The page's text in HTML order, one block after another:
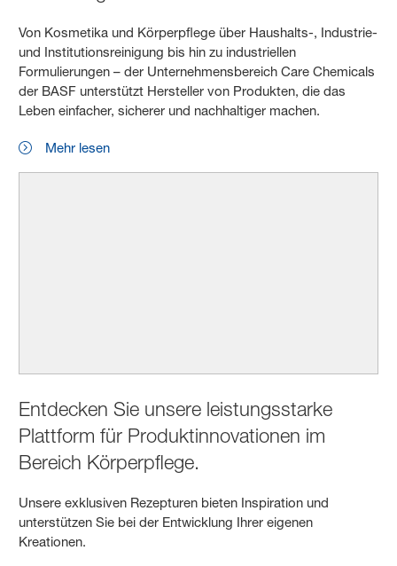
Von Kosmetika und Körperpflege über Haushalts-, Industrie-
und Institutionsreinigung bis hin zu industriellen
Formulierungen – der Unternehmensbereich Care Chemicals
der BASF unterstützt Hersteller von Produkten, die das
Leben einfacher, sicherer und nachhaltiger machen.
Mehr lesen
Entdecken Sie unsere leistungsstarke
Plattform für Produktinnovationen im
Bereich Körperpflege.
Unsere exklusiven Rezepturen bieten Inspiration und
unterstützen Sie bei der Entwicklung Ihrer eigenen
Kreationen.